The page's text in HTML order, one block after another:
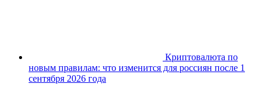
Криптовалюта по
новым правилам: что изменится для россиян после 1
сентября 2026 года